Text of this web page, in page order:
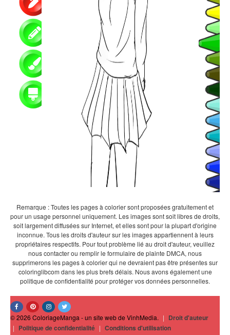
Remarque : Toutes les pages à colorier sont proposées gratuitement et
pour un usage personnel uniquement. Les images sont soit libres de droits,
soit largement diffusées sur Internet, et elles sont pour la plupart d'origine
inconnue. Tous les droits d'auteur sur les images appartiennent à leurs
propriétaires respectifs. Pour tout problème lié au droit d'auteur, veuillez
nous contacter ou remplir le formulaire de plainte DMCA, nous
supprimerons les pages à colorier qui ne devraient pas être présentes sur
coloringlibcom dans les plus brefs délais. Nous avons également une
politique de confidentialité pour protéger vos données personnelles.
© 2026 ColoriageManga - un site web de VinhMedia. | Droit d'auteur
| Politique de confidentialité | Conditions d'utilisation